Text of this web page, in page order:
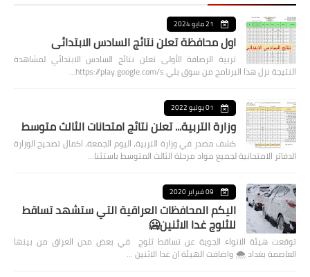
21 مايو 2024
اول محافظة تعلن نتائج السادس الابتدائي
تربية الرصافة الأولى تعلن نتائج السادس الابتدائي لمشاهدة
النتيجة نزل هذا البرنامج من سوق بلي https://play.google.com/s…
01 يوليو 2022
وزارة التربية... تعلن نتائج امتحانات الثالث متوسط
كشف مصدر في وزارة التربية، اليوم الجمعة، اكمال تصحيح الوزارة
الدفاتر الامتحانية لجميع مواد مرحلة الثالث المتوسط باستثنا…
09 فبراير 2020
اليكم المحافظات العراقية التي ستشهد تساقط
للثلوج غدا الاثنين🥶
توقعت هيئة الانواء الجوية عن تساقط ثلوج في بعض مدن العراق من بينها
العاصمة بغداد ⁦🌨️⁩ واضافت الهيئة ان غدا الاثنين …